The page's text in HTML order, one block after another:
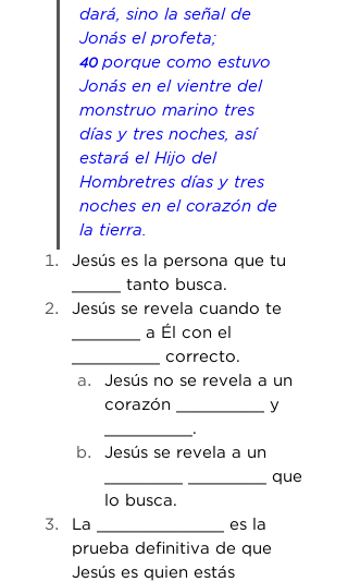
dará, sino la señal de
Jonás el profeta;
40 porque como estuvo
Jonás en el vientre del
monstruo marino tres
días y tres noches, así
estará el Hijo del
Hombretres días y tres
noches en el corazón de
la tierra.
Jesús es la persona que tu
_____ tanto busca.
Jesús se revela cuando te
_______ a Él con el
_________ correcto.
Jesús no se revela a un
corazón _________ y
_________.
Jesús se revela a un
________ ________ que
lo busca.
La _____________ es la
prueba definitiva de que
Jesús es quien estás